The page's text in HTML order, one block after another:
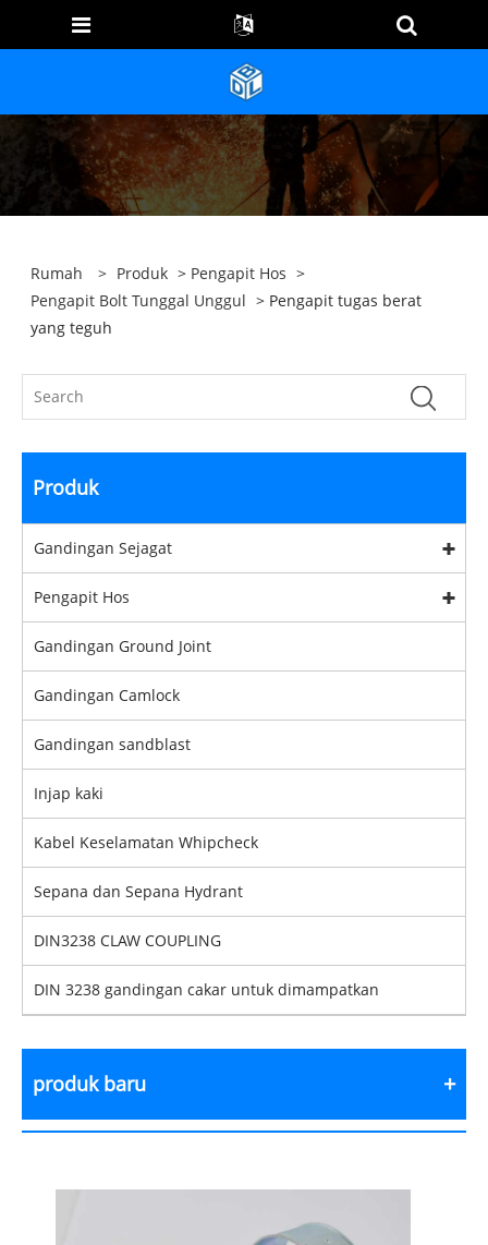
Rumah > Produk > Pengapit Hos >
Pengapit Bolt Tunggal Unggul > Pengapit tugas berat
yang teguh
Produk
Gandingan Sejagat
Pengapit Hos
Gandingan Ground Joint
Gandingan Camlock
Gandingan sandblast
Injap kaki
Kabel Keselamatan Whipcheck
Sepana dan Sepana Hydrant
DIN3238 CLAW COUPLING
DIN 3238 gandingan cakar untuk dimampatkan
produk baru